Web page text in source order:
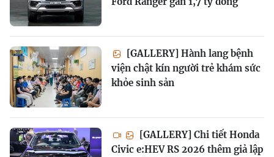
[GALLERY] Hành lang bệnh
viện chật kín người trẻ khám sức
khỏe sinh sản
[GALLERY] Chi tiết Honda
Civic e:HEV RS 2026 thêm giả lập